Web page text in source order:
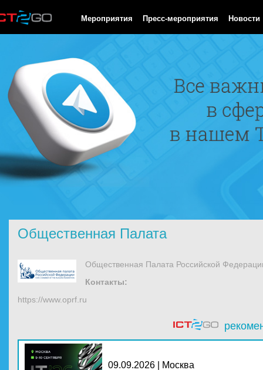
Мероприятия Пресс-мероприятия Новости
Общественная Палата
Общественная Палата Российской
Контакты:
https://www.oprf.ru
09.09.2026 | Москва